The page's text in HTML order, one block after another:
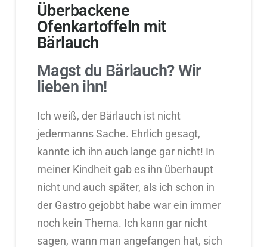
Überbackene
Ofenkartoffeln mit
Bärlauch
Magst du Bärlauch? Wir
lieben ihn!
Ich weiß, der Bärlauch ist nicht
jedermanns Sache. Ehrlich gesagt,
kannte ich ihn auch lange gar nicht! In
meiner Kindheit gab es ihn überhaupt
nicht und auch später, als ich schon in
der Gastro gejobbt habe war ein immer
noch kein Thema. Ich kann gar nicht
sagen, wann man angefangen hat, sich